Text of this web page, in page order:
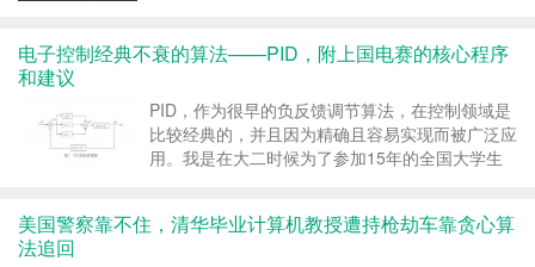
貌似太大了，需要 ...
电子控制经典不衰的算法——PID，附上国电赛的核心程序
和建议
PID，作为很早的负反馈调节算法，在控制领域是
比较经典的，并且因为精确且容易实现而被广泛应
用。我是在大二时候为了参加15年的全国大学生
留言邮箱即可，互相学习。 PID逻辑图 接下来介
美国警察靠不住，清华毕业计算机教授遭持枪劫车靠贪心算
法追回